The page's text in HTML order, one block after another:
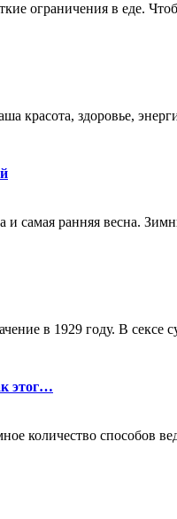
ограничения в еде.
красота, здоровье,
и самая ранняя весна.
в 1929 году. В
этог…
количество способов